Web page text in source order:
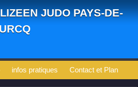
JUDO PAYS-DE-
infos pratiques Contact et Plan
cookies